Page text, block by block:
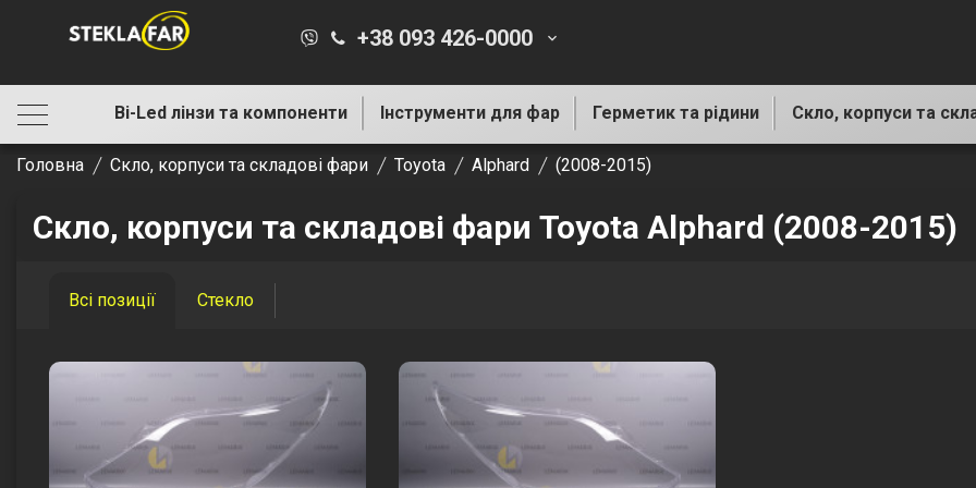
+38 093 426-0000 keyboard_arrow_down
Bi-Led лінзи та компоненти Інструменти для фар Герметик та рідини Скло, корпуси та
Головна Скло, корпуси та складові фари Toyota Alphard (2008-2015)
Скло, корпуси та складові фари Toyota Alphard (2008-2015)
Всі позиції Стекло